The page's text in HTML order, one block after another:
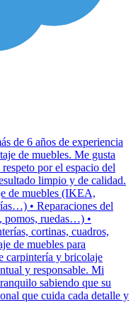
de 6 años de experiencia
de muebles. Me gusta
por el espacio del
limpio y de calidad.
de muebles (IKEA,
• Reparaciones del
pomos, ruedas…) •
cortinas, cuadros,
de muebles para
carpintería y bricolaje
y responsable. Mi
sabiendo que su
que cuida cada detalle y